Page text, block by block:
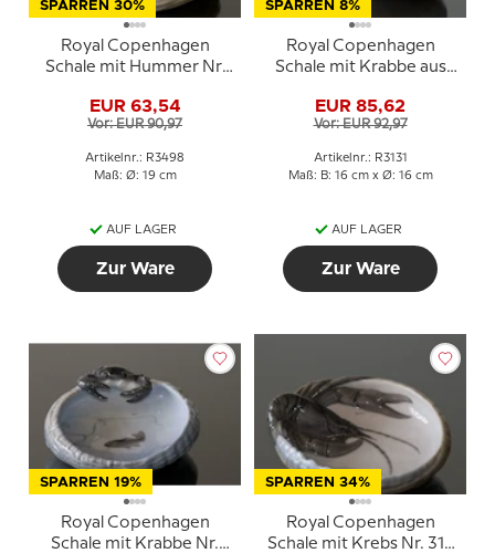
SPARREN 30%
Royal Copenhagen
Schale mit Hummer Nr.
EUR 63,54
Vor: EUR 90,97
Artikelnr.: R3498
Maß: Ø: 19 cm
AUF LAGER
Zur Ware
SPARREN 8%
Royal Copenhagen
Schale mit Krabbe aus
EUR 85,62
Vor: EUR 92,97
Artikelnr.: R3131
Maß: B: 16 cm x Ø: 16 cm
AUF LAGER
Zur Ware
SPARREN 19%
Royal Copenhagen
Schale mit Krabbe Nr.
SPARREN 34%
Royal Copenhagen
Schale mit Krebs Nr. 314